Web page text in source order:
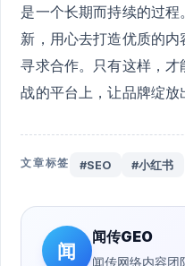
是一个长期而持续的过
新，用心去打造优质的内
寻求合作。只有这样，
战的平台上，让品牌绽放
文章标签 #SEO #小红书
闻
闻传GEO
闻传网络内容团